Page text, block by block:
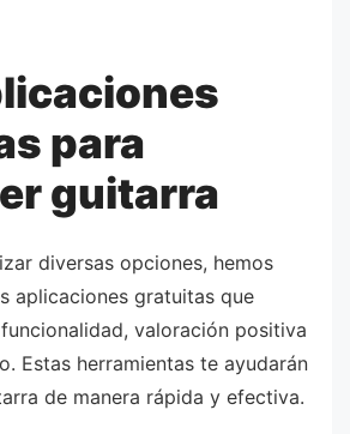
para
guitarra
diversas opciones, hemos
aplicaciones gratuitas que
valoración positiva
Estas herramientas te ayudarán
de manera rápida y efectiva.